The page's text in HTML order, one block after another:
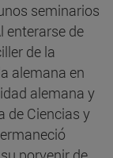
seminarios
enterarse de
de la
alemana en
alemana y
de Ciencias y